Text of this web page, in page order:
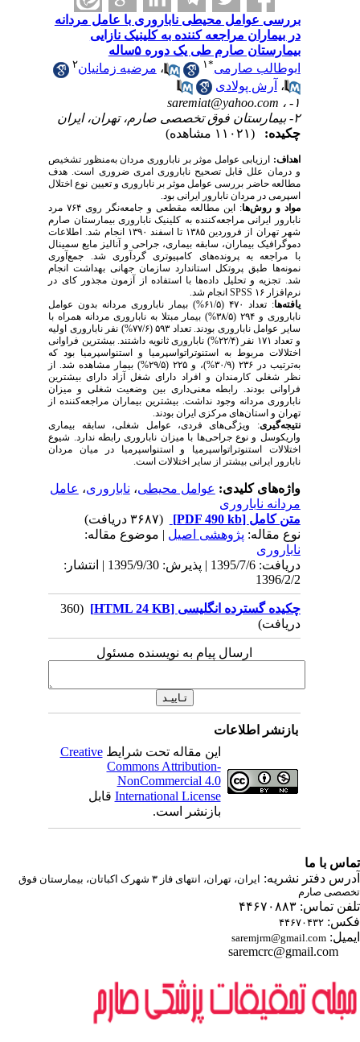
بررسی عوامل محیطی ناباروری با عامل مردانه
در بیماران مراجعه کننده به کلینیک نازایی
بیمارستان صارم طی یک دوره ۵ساله
ابوطالب صارمی
۱ ،مرضیه زمانیان ۲
،آرش پولادی
saremiat@yahoo.com
چکیده:
اهداف:ارزیابی عوامل موثر بر ناباروری مردان به‌منظور تشخیص
و درمان علل قابل تصحیح ناباروری امری ضروری است. هدف
مطالعه حاضر بررسی عوامل موثر بر ناباروری و تعیین نوع اختلال
اسپرمی در مردان نابارور ایرانی بود.
مواد و روش‌ها
: این مطالعه مقطعی و جامعه‌نگر روی ۷۶۴ مرد
نابارور ایرانی مراجعه‌کننده به کلینیک ناباروری بیمارستان صارم
شهر تهران از فروردین ۱۳۸۵ تا اسفند ۱۳۹۰ انجام شد. اطلاعات
دموگرافیک بیماران، سابقه بیماری، جراحی و آنالیز مایع سمینال
با مراجعه به پرونده‌های کامپیوتری گردآوری شد. جمع‌آوری
نمونه‌ها طبق پروتکل استاندارد سازمان جهانی بهداشت انجام
شد. تجزیه و تحلیل داده‌ها با استفاده از آزمون مجذور کای در
نرم‌افزار SPSS ۱۶انجام شد.
یافته‌ها
: تعداد ۴۷۰ (۶۱/۵%) بیمار ناباروری مردانه بدون عوامل
ناباروری و ۲۹۴ (۳۸/۵%) بیمار مبتلا به ناباروری مردانه همراه با
سایر عوامل ناباروری بودند. تعداد ۵۹۳ (۷۷/۶%) نفر ناباروری اولیه
و تعداد ۱۷۱ نفر (۲۲/۴%) ناباروری ثانویه داشتند. بیشترین فراوانی
اختلالات مربوط به استنوتراتواسپرمیا و استنواسپرمیا بود که
به‌ترتیب در ۲۳۶ (۳۰/۹%)، و ۲۲۵ (۲۹/۵%) بیمار مشاهده شد. از
نظر شغلی کارمندان و افراد دارای شغل آزاد دارای بیشترین
فراوانی بودند. رابطه معنی‌داری بین وضعیت شغلی و میزان
ناباروری مردانه وجود نداشت. بیشترین بیماران مراجعه‌کننده از
تهران و استان‌های مرکزی ایران بودند.
نتیجه‌گیری : ویژگی‌های فردی، عوامل شغلی، سابقه بیماری
واریکوسل و نوع جراحی‌ها با میزان ناباروری رابطه ندارد. شیوع
اختلالات استنوتراتواسپرمیا و استنواسپرمیا در میان مردان
نابارور ایرانی بیشتر از سایر اختلالات است.
واژه‌های کلیدی:عوامل محیطی،ناباروری،عامل
مردانه ناباروری
متن کامل[PDF 490 kb]
نوع مقاله:پژوهشی اصيل| موضوع مقاله:
ناباروری
دریافت: 1395/7/6 | پذیرش: 1395/9/30 | انتشار:
1396/2/2
چکيده گسترده انگلیسی [HTML 24 KB]
(360
دریافت)
ارسال پیام به نویسنده مسئول
بازنشر اطلاعات
این مقاله تحت شرایطCreative
Commons Attribution-
NonCommercial 4.0
International Licenseقابل
بازنشر است.
با ما
دفتر نشریه:
ایران، تهران، انتهای فاز ۳ شهرک اکباتان، بیمارستان فوق
صارم
تماس: ۴۴۶۷۰۸۸۳
۴۴۶۷۰۴۳۲
saremjrm@gmail.com
saremcrc@gmail.com